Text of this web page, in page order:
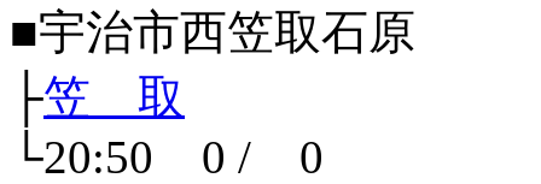
■宇治市西笠取石原
├笠 取
└20:50 0 / 0